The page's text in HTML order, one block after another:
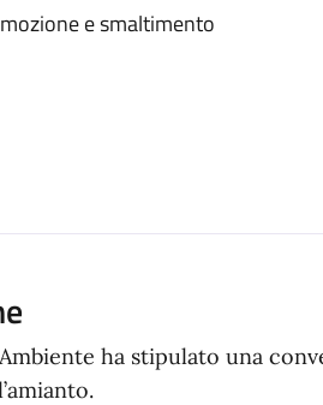
e smaltimento
ha stipulato una